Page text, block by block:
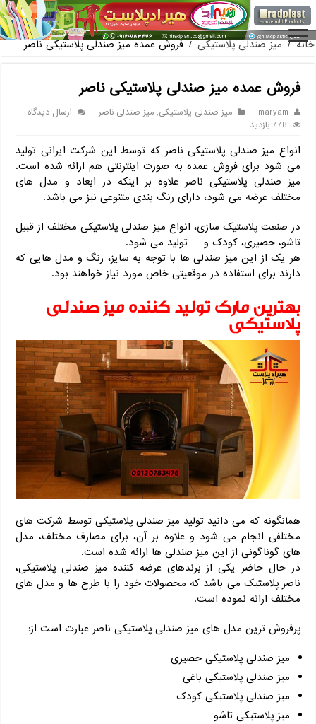
فروش گلدان پلاستیکی گلخانه به صورت
خانه / میز صندلی پلاستیکی / فروش عمده میز صندلی پلاستیکی ناصر
فروش عمده میز صندلی پلاستیکی ناصر
maryam میز صندلی پلاستیکی,میز صندلی ناصر
ارسال دیدگاه
778 بازدید
انواع میز صندلی پلاستیکی ناصر که توسط این شرکت ایرانی تولید
می شود برای فروش عمده به صورت اینترنتی هم ارائه شده است.
میز صندلی پلاستیکی ناصر علاوه بر اینکه در ابعاد و مدل های
مختلف عرضه می شود، دارای رنگ بندی متنوعی نیز می باشد.
در صنعت پلاستیک سازی، انواع میز صندلی پلاستیکی مختلف از قبیل
تاشو، حصیری، کودک و … تولید می شود.
هر یک از این میز صندلی ها با توجه به سایز، رنگ و مدل هایی که
دارند برای استفاده در موقعیتی خاص مورد نیاز خواهند بود.
بهترین مارک تولید کننده میز صندلی
پلاستیکی
همانگونه که می دانید تولید میز صندلی پلاستیکی توسط شرکت های
مختلفی انجام می شود و علاوه بر آن، برای مصارف مختلف، مدل
های گوناگونی از این میز صندلی ها ارائه شده است.
در حال حاضر یکی از برندهای عرضه کننده میز صندلی پلاستیکی،
ناصر پلاستیک می باشد که محصولات خود را با طرح ها و مدل های
مختلف ارائه نموده است.
پرفروش ترین مدل های میز صندلی پلاستیکی ناصر عبارت است از:
میز صندلی پلاستیکی حصیری
میز صندلی پلاستیکی باغی
میز صندلی پلاستیکی کودک
میز پلاستیکی تاشو